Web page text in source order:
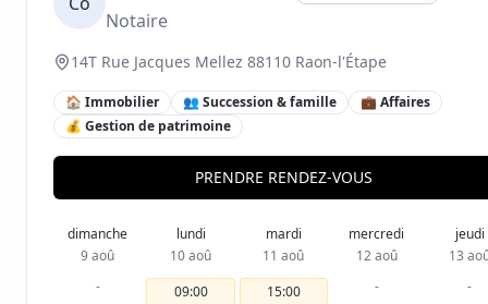
Notaire
14T Rue Jacques Mellez 88110 Raon-l'Étape
🏠 Immobilier 👥 Succession & famille
💼 Affaires
💰 Gestion de patrimoine
PRENDRE RENDEZ-VOUS
dimanche
9 aoû
-
lundi
10 aoû
09:00
mardi
11 aoû
15:00
mercredi
12 aoû
-
jeudi
13
-